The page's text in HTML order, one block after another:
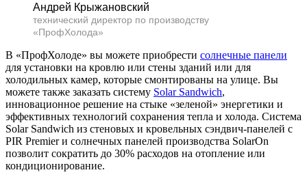
Андрей Крыжановский
технический директор по производству
«ПрофХолода»
В «ПрофХолоде» вы можете приобрести солнечные панели
для установки на кровлю или стены зданий или для
холодильных камер, которые смонтированы на улице. Вы
можете также заказать систему Solar Sandwich,
инновационное решение на стыке «зеленой» энергетики и
эффективных технологий сохранения тепла и холода. Система
Solar Sandwich из стеновых и кровельных сэндвич-панелей с
PIR Premier и солнечных панелей производства SolarOn
позволит сократить до 30% расходов на отопление или
кондиционирование.